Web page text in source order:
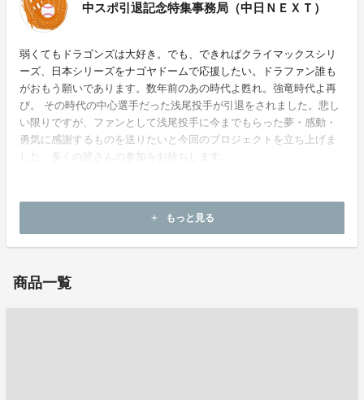
中スポ引退記念特集事務局（中日ＮＥＸＴ）
弱くてもドラゴンズは大好き。でも、できればクライマックスシリ
ーズ、日本シリーズをナゴヤドームで応援したい。ドラファン誰も
がおもう願いであります。数年前のあの時代よ甦れ。強竜時代よ再
び。 その時代の中心選手だった浅尾投手が引退をされました。悲し
い限りですが、ファンとして浅尾投手に今までもらった夢・感動・
勇気に感謝するものを送りたいと今回のプロジェクトを立ち上げま
した。多くの皆さんの参加をお待ちします。
add もっと見る
商品一覧